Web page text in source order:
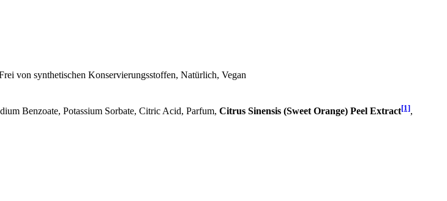
von synthetischen Konservierungsstoffen, Natürlich, Vegan
Benzoate, Potassium Sorbate, Citric Acid, Parfum, Citrus Sinensis (Sweet Orange) Peel Extract[1],